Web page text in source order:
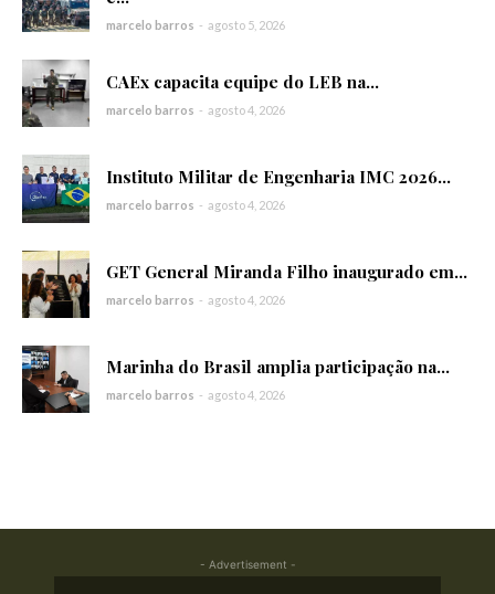
marcelo barros - agosto 5, 2026
CAEx capacita equipe do LEB na...
marcelo barros - agosto 4, 2026
Instituto Militar de Engenharia IMC 2026...
marcelo barros - agosto 4, 2026
GET General Miranda Filho inaugurado em...
marcelo barros - agosto 4, 2026
Marinha do Brasil amplia participação na...
marcelo barros - agosto 4, 2026
- Advertisement -